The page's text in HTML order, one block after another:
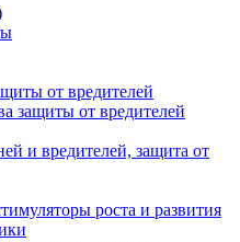
от вредителей
защиты от вредителей
и вредителей, защита от
роста и развития